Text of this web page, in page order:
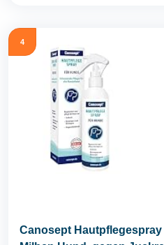
4
Canosept